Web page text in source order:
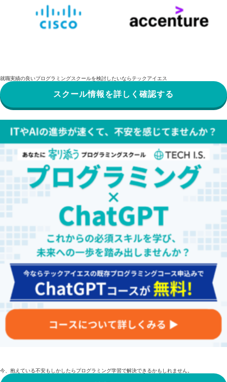
就職実績の良いプログラミングスクールを検討したいならテックアイエス
スクール情報を詳しく確認する
今、抱えている不安もしかしたらプログラミング学習で解決できるかもしれません。